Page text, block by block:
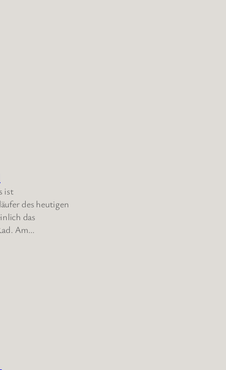
ist
des heutigen
das
Am…